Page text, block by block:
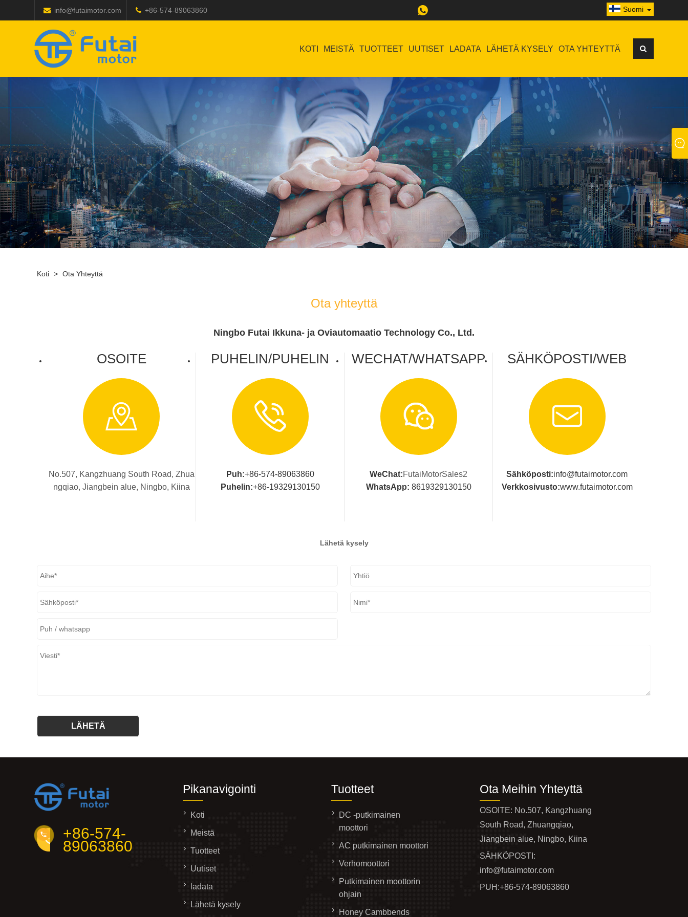
info@futaimotor.com +86-574-89063860 Suomi
KOTI MEISTÄ TUOTTEET UUTISET LADATA LÄHETÄ KYSELY OTA YHTEYTTÄ
Koti > Ota Yhteyttä
Ota yhteyttä
Ningbo Futai Ikkuna- ja Oviautomaatio Technology Co., Ltd.
OSOITE
No.507, Kangzhuang South Road, Zhua
ngqiao, Jiangbein alue, Ningbo, Kiina
PUHELIN/PUHELIN
Puh:+86-574-89063860
Puhelin:+86-19329130150
WECHAT/WHATSAPP
WeChat:FutaiMotorSales2
WhatsApp: 8619329130150
SÄHKÖPOSTI/WEB
Sähköposti:info@futaimotor.com
Verkkosivusto:www.futaimotor.com
Lähetä kysely
+86-574-
89063860
Pikanavigointi
Koti
Meistä
Tuotteet
Uutiset
ladata
Lähetä kysely
Tuotteet
DC -putkimainen
moottori
AC putkimainen moottori
Verhomoottori
Putkimainen moottorin
ohjain
Honey Cambbends
Ota Meihin Yhteyttä
OSOITE: No.507, Kangzhuang
South Road, Zhuangqiao,
Jiangbein alue, Ningbo, Kiina
SÄHKÖPOSTI:
info@futaimotor.com
PUH:+86-574-89063860